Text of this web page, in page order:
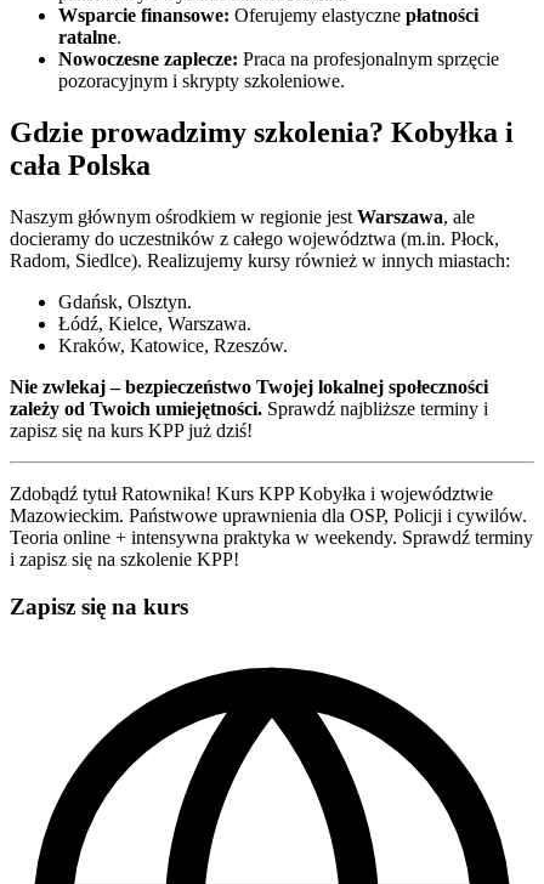
Wsparcie finansowe: Oferujemy elastyczne płatności
ratalne.
Nowoczesne zaplecze: Praca na profesjonalnym sprzęcie
pozoracyjnym i skrypty szkoleniowe.
Gdzie prowadzimy szkolenia? Kobyłka i
cała Polska
Naszym głównym ośrodkiem w regionie jest Warszawa, ale
docieramy do uczestników z całego województwa (m.in. Płock,
Radom, Siedlce). Realizujemy kursy również w innych miastach:
Gdańsk, Olsztyn.
Łódź, Kielce, Warszawa.
Kraków, Katowice, Rzeszów.
Nie zwlekaj – bezpieczeństwo Twojej lokalnej społeczności
zależy od Twoich umiejętności. Sprawdź najbliższe terminy i
zapisz się na kurs KPP już dziś!
Zdobądź tytuł Ratownika! Kurs KPPKobyłka i województwie
Mazowieckim. Państwowe uprawnienia dla OSP, Policji i cywilów.
Teoria online + intensywna praktyka w weekendy. Sprawdź terminy
i zapisz się na szkolenie KPP!
Zapisz się na kurs